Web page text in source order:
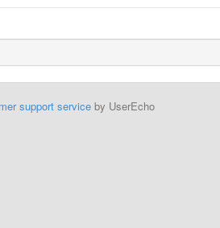
support serviceby UserEcho